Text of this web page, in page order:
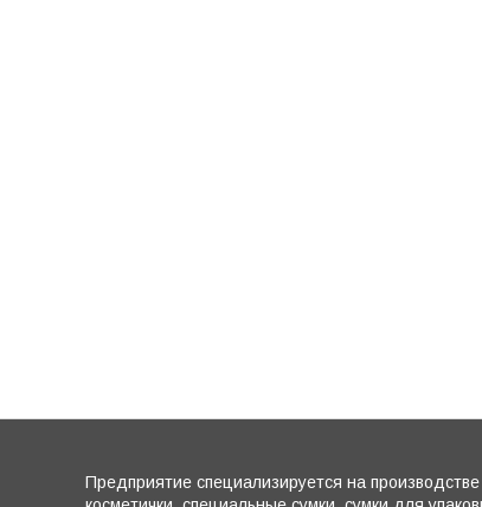
Предприятие специализируется на